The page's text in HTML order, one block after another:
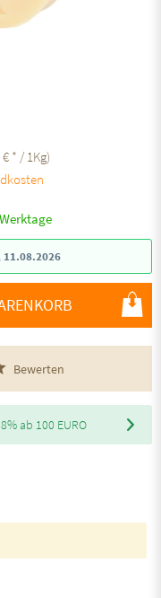
* / 1Kg)
11.08.2026
Bewerten
ab 100 EURO